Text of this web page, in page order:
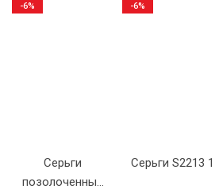
Серьги
позолоченные
-6%
Серьги S2213 1
-6%